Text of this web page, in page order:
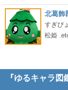
北葛飾
すぎぴ
松姫
『ゆるキャラ